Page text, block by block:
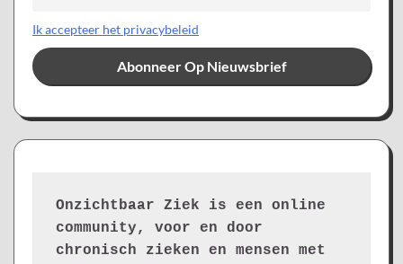
Ik accepteer het privacybeleid
Onzichtbaar Ziek is een online
community, voor en door
chronisch zieken en mensen met